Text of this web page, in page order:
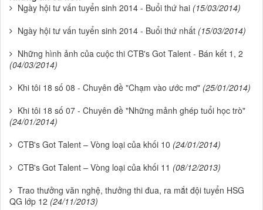
Ngày hội tư vấn tuyển sinh 2014 - Buổi thứ hai (15/03/2014)
Ngày hội tư vấn tuyển sinh 2014 - Buổi thứ nhất (15/03/2014)
Những hình ảnh của cuộc thi CTB's Got Talent - Bán kết 1, 2
(04/03/2014)
Khi tôi 18 số 08 - Chuyên đề "Chạm vào ước mơ" (25/01/2014)
Khi tôi 18 số 07 - Chuyên đề "Những mảnh ghép tuổi học trò"
(24/01/2014)
CTB's Got Talent – Vòng loại của khối 10 (24/01/2014)
CTB's Got Talent – Vòng loại của khối 11 (08/12/2013)
Trao thưởng văn nghệ, thưởng thi đua, ra mắt đội tuyển HSG
QG lớp 12 (24/11/2013)